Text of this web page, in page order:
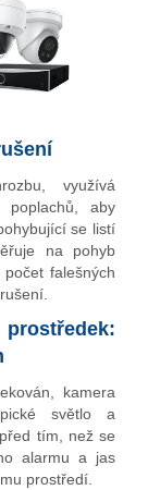
využívá
poplachů, aby
se listí
na pohyb
falešných
kamera
světlo a
tím, než se
alarmu a jas
prostředí.